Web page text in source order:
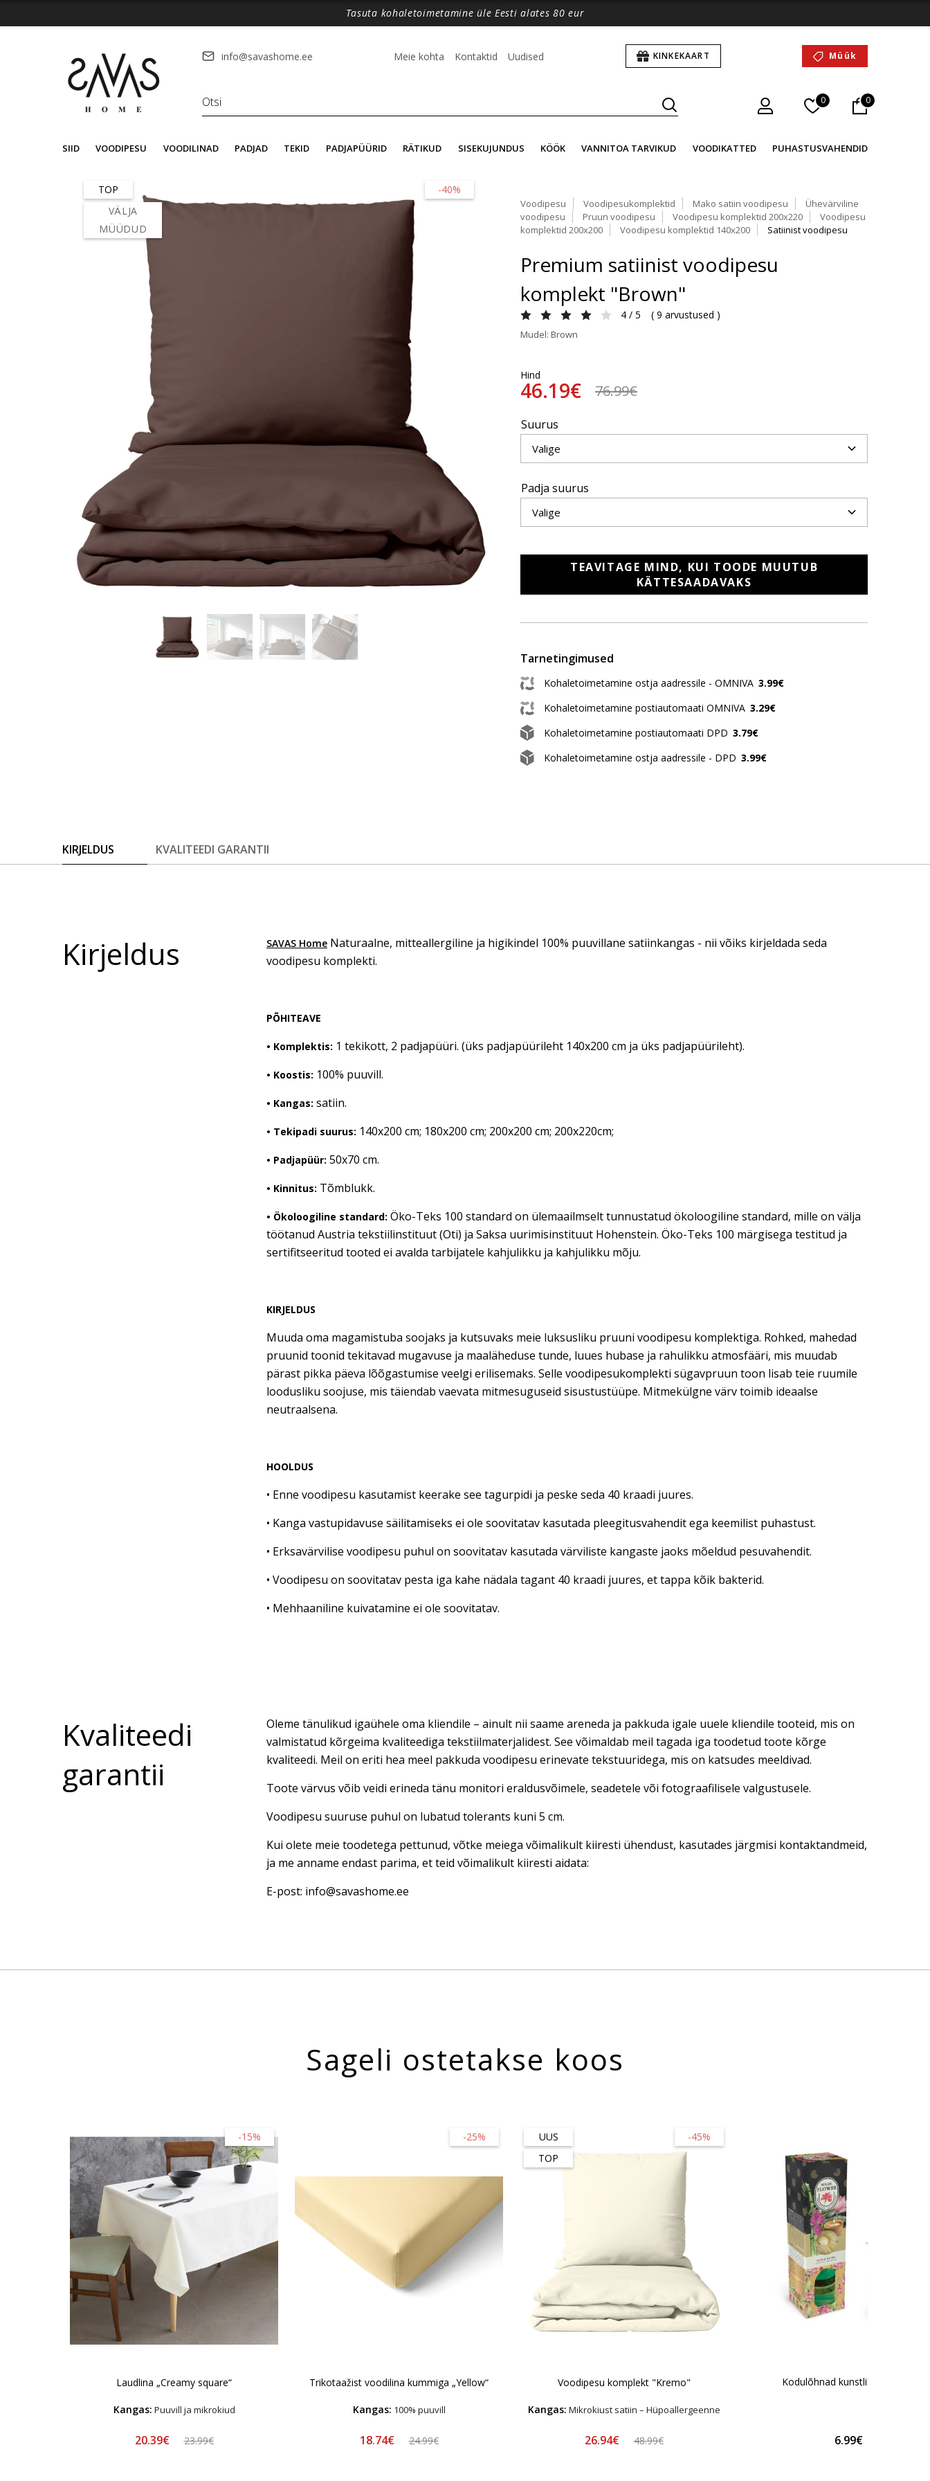
Tasuta kohaletoimetamine üle Eesti alates 80 eur
info@savashome.ee Meie kohta Kontaktid Uudised KINKEKAART Müük
0 0
SIID VOODIPESU VOODILINAD PADJAD TEKID PADJAPÜÜRID RÄTIKUD SISEKUJUNDUS KÖÖK VANNITOA TARVIKUD VOODIKATTED PUHASTUSVAHENDID
-40%
TOP
VÄLJA
MÜÜDUD
Voodipesu Voodipesukomplektid Mako satiin voodipesu
Ühevärviline
voodipesu
Pruun voodipesu Voodipesu komplektid 200x220
Voodipesu
komplektid 200x200
Voodipesu komplektid 140x200 Satiinist voodipesu
Premium satiinist voodipesu
komplekt "Brown"
4 / 5 ( 9 arvustused )
Mudel: Brown
Hind
46.19€ 76.99€
Suurus
Padja suurus
TEAVITAGE MIND, KUI TOODE MUUTUB
KÄTTESAADAVAKS
Tarnetingimused
Kohaletoimetamine ostja aadressile - OMNIVA 3.99€
Kohaletoimetamine postiautomaati OMNIVA 3.29€
Kohaletoimetamine postiautomaati DPD 3.79€
Kohaletoimetamine ostja aadressile - DPD 3.99€
KIRJELDUS KVALITEEDI GARANTII
Kirjeldus SAVAS Home Naturaalne, mitteallergiline ja higikindel 100% puuvillane satiinkangas - nii võiks kirjeldada seda
voodipesu komplekti.
PÕHITEAVE
• Komplektis: 1 tekikott, 2 padjapüüri. (üks padjapüürileht 140x200 cm ja üks padjapüürileht).
• Koostis: 100% puuvill.
• Kangas: satiin.
• Tekipadi suurus: 140x200 cm; 180x200 cm; 200x200 cm; 200x220cm;
• Padjapüür: 50x70 cm.
• Kinnitus: Tõmblukk.
• Ökoloogiline standard: Öko-Teks 100 standard on ülemaailmselt tunnustatud ökoloogiline standard, mille on välja
töötanud Austria tekstiilinstituut (Oti) ja Saksa uurimisinstituut Hohenstein. Öko-Teks 100 märgisega testitud ja
sertifitseeritud tooted ei avalda tarbijatele kahjulikku ja kahjulikku mõju.
KIRJELDUS
Muuda oma magamistuba soojaks ja kutsuvaks meie luksusliku pruuni voodipesu komplektiga. Rohked, mahedad
pruunid toonid tekitavad mugavuse ja maaläheduse tunde, luues hubase ja rahulikku atmosfääri, mis muudab
pärast pikka päeva lõõgastumise veelgi erilisemaks. Selle voodipesukomplekti sügavpruun toon lisab teie ruumile
loodusliku soojuse, mis täiendab vaevata mitmesuguseid sisustustüüpe. Mitmekülgne värv toimib ideaalse
neutraalsena.
HOOLDUS
• Enne voodipesu kasutamist keerake see tagurpidi ja peske seda 40 kraadi juures.
• Kanga vastupidavuse säilitamiseks ei ole soovitatav kasutada pleegitusvahendit ega keemilist puhastust.
• Erksavärvilise voodipesu puhul on soovitatav kasutada värviliste kangaste jaoks mõeldud pesuvahendit.
• Voodipesu on soovitatav pesta iga kahe nädala tagant 40 kraadi juures, et tappa kõik bakterid.
• Mehhaaniline kuivatamine ei ole soovitatav.
Kvaliteedi
garantii
Oleme tänulikud igaühele oma kliendile – ainult nii saame areneda ja pakkuda igale uuele kliendile tooteid, mis on
valmistatud kõrgeima kvaliteediga tekstiilmaterjalidest. See võimaldab meil tagada iga toodetud toote kõrge
kvaliteedi. Meil on eriti hea meel pakkuda voodipesu erinevate tekstuuridega, mis on katsudes meeldivad.
Toote värvus võib veidi erineda tänu monitori eraldusvõimele, seadetele või fotograafilisele valgustusele.
Voodipesu suuruse puhul on lubatud tolerants kuni 5 cm.
Kui olete meie toodetega pettunud, võtke meiega võimalikult kiiresti ühendust, kasutades järgmisi kontaktandmeid,
ja me anname endast parima, et teid võimalikult kiiresti aidata:
E-post: info@savashome.ee
Sageli ostetakse koos
-15%
Laudlina „Creamy square“
Kangas: Puuvill ja mikrokiud
20.39€ 23.99€
-25%
Trikotaažist voodilina kummiga „Yellow“
Kangas: 100% puuvill
18.74€ 24.99€
-45%
UUS
TOP
Voodipesu komplekt "Kremo"
Kangas: Mikrokiust satiin – Hüpoallergeenne
26.94€ 48.99€
Kodulõhnad kunstlillega "Spa"
6.99€